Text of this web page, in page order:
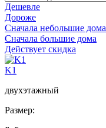
Дешевле
Дороже
Сначала небольшие дома
Сначала большие дома
Действует скидка
K1
двухэтажный
Размер: